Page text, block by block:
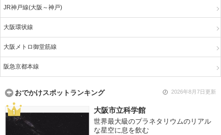
JR神戸線(大阪～神戸)
大阪環状線
大阪メトロ御堂筋線
阪急京都本線
おでかけスポットランキング 2026年8月7日更新
大阪市立科学館
世界最大級のプラネタリウムのリアル
な星空に息を飲む